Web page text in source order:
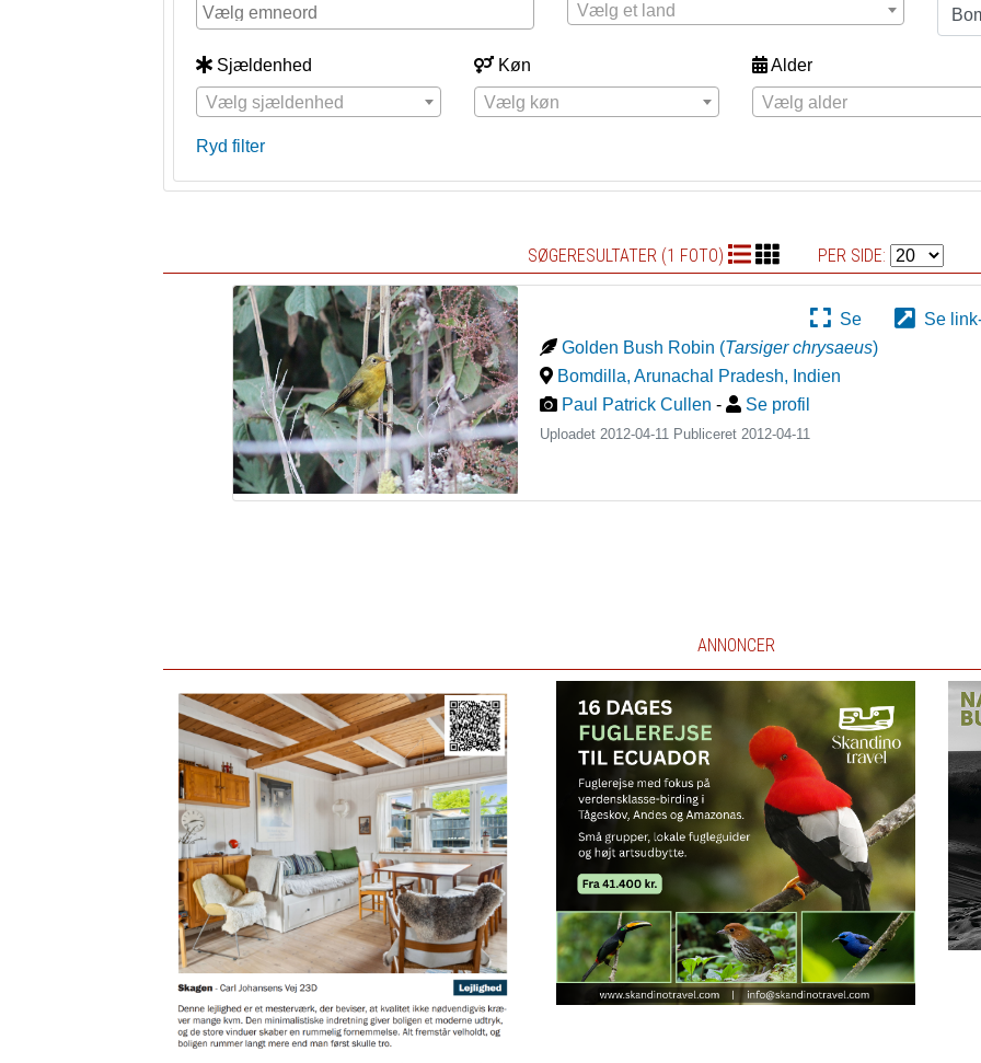
Vælg et land
Sjældenhed
Vælg sjældenhed
Køn
Vælg køn
Alder
Vælg alder
Ryd filter
SØGERESULTATER (1 FOTO) PER SIDE:
Se
Se
Golden Bush Robin (Tarsiger chrysaeus)
Bomdilla, Arunachal Pradesh, Indien
Paul Patrick Cullen- Se profil
Uploadet 2012-04-11 Publiceret2012-04-11
ANNONCER